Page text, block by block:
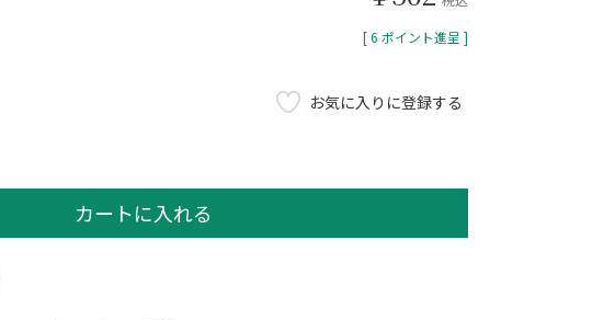
[ 6 ポイント進呈 ]
お気に入りに登録する
カートに入れる